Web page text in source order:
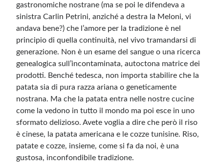
gastronomiche nostrane (ma se poi le difendeva a
sinistra Carlin Petrini, anziché a destra la Meloni, vi
andava bene?) che l’amore per la tradizione è nel
principio di quella continuità, nel vivo tramandarsi di
generazione. Non è un esame del sangue o una ricerca
genealogica sull’incontaminata, autoctona matrice dei
prodotti. Benché tedesca, non importa stabilire che la
patata sia di pura razza ariana o geneticamente
nostrana. Ma che la patata entra nelle nostre cucine
come la vedono in tutto il mondo ma poi esce in uno
sformato delizioso. Avete voglia a dire che però il riso
è cinese, la patata americana e le cozze tunisine. Riso,
patate e cozze, insieme, come si fa da noi, è una
gustosa, inconfondibile tradizione.